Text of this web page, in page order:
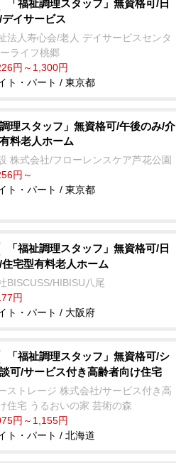
「福祉調理スタッフ」無資格可/日
イサービス
法人寿心会/老人 デイサービスセンタ
ライフ桃郷
円～1,300円
ト・パート / 東京都
調理スタッフ」無資格可/午後のみ/介
料老人ホーム
株式会社/フローレンスケア芦花公園
円～
ト・パート / 東京都
「福祉調理スタッフ」無資格可/日
宅型有料老人ホーム
BISCUSS/HIBISU八尾
円
ト・パート / 大阪府
「福祉調理スタッフ」無資格可/シ
可/サービス付き高齢者向け住宅
ストレージ 株式会社/サービス付き高
住宅 うるおいの家 芸術の森
円～1,155円
ト・パート / 北海道